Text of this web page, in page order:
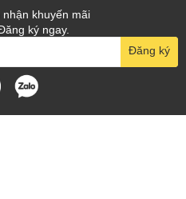
nhận khuyến mãi
ký ngay.
Đăng ký